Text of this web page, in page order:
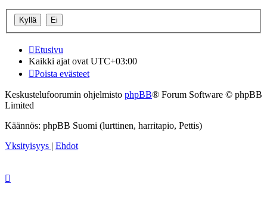
Etusivu
Kaikki ajat ovat UTC+03:00
Poista evästeet
Keskustelufoorumin ohjelmisto phpBB® Forum Software © phpBB
Limited
Käännös: phpBB Suomi (lurttinen, harritapio, Pettis)
Yksityisyys | Ehdot